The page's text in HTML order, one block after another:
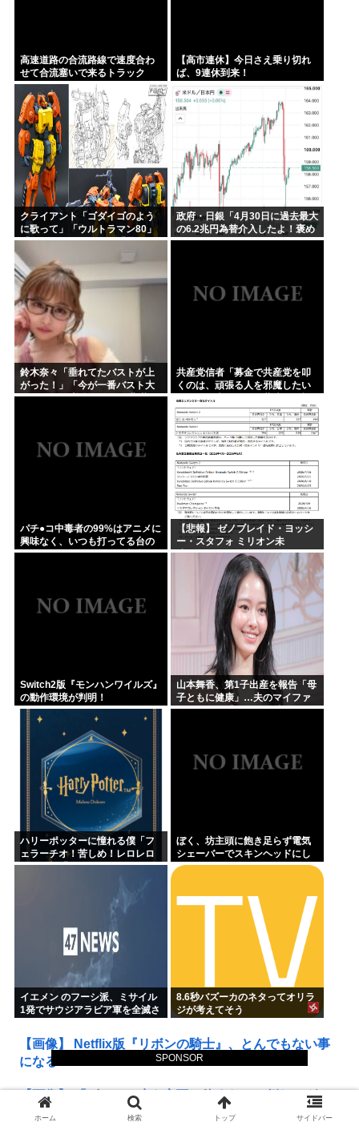
SPONSOR
高速道路の合流路線で速度合わ
せて合流塞いで来るトラック
www
【高市連休】今日さえ乗り切れ
ば、9連休到来！
クライアント「ゴダイゴのよう
に歌って」「ウルトラマン80」
「アルフィのように」「星のピ
アス」
政府・日銀「4月30日に過去最大
の6.2兆円為替介入したよ！褒め
てよ！」
鈴木奈々「垂れてたバストが上
がった！」「今が一番バスト大
きい！」 下着姿を公開、豊満な
共産党信者「募金で共産党を叩
くのは、頑張る人を邪魔したい
という日本人らしい薄暗い欲望
のせい」
パチ●コ中毒者の99%はアニメに
興味なく、いつも打ってる台の
原作も知らないという不都合な
【悲報】 ゼノブレイド・ヨッシ
ー・スタフォ ミリオン未
達・・・
Switch2版『モンハンワイルズ』
の動作環境が判明！
山本舞香、第1子出産を報告「母
子ともに健康」…夫のマイファ
ス・Hiroは「いいね」 森進一&
ハリーポッターに憧れる僕「フ
ェラーチオ！苦しめ！レロレロ
レロ」敵「うっ 」
ぼく、坊主頭に飽き足らず電気
シェーバーでスキンヘッドにし
てしまう
イエメン のフーシ派、ミサイル
1発でサウジアラビア軍を全滅さ
8.6秒バズーカのネタってオリラ
ジが考えてそう
【画像】 Netflix版『リボンの騎士』、とんでもない事
になるｗｗｗｗｗ
【画像】 「ビールと水を交互に飲まないと倒れるグラ
ス」発売
ホーム 検索 トップ サイドバー